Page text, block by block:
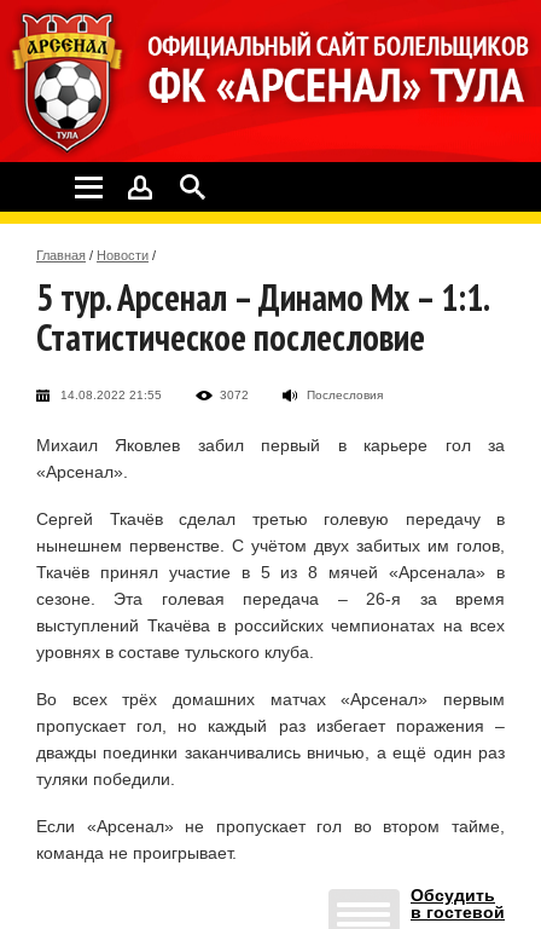
Главная / Новости /
5 тур. Арсенал – Динамо Мх – 1:1.
Статистическое послесловие
14.08.2022 21:55 3072 Послесловия
Михаил Яковлев забил первый в карьере гол за
«Арсенал».
Сергей Ткачёв сделал третью голевую передачу в
нынешнем первенстве. С учётом двух забитых им голов,
Ткачёв принял участие в 5 из 8 мячей «Арсенала» в
сезоне. Эта голевая передача – 26-я за время
выступлений Ткачёва в российских чемпионатах на всех
уровнях в составе тульского клуба.
Во всех трёх домашних матчах «Арсенал» первым
пропускает гол, но каждый раз избегает поражения –
дважды поединки заканчивались вничью, а ещё один раз
туляки победили.
Если «Арсенал» не пропускает гол во втором тайме,
команда не проигрывает.
Обсудить
в гостевой